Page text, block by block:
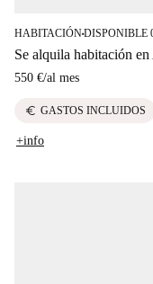
HABITACIÓN■DISPONIBLE
Se alquila habitación
550 €/al mes
euro GASTOS INCLUIDOS
+info